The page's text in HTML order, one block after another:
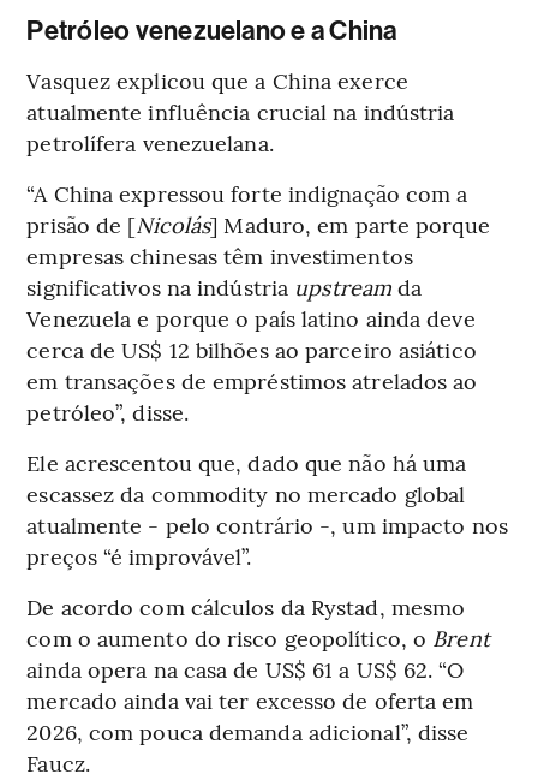
Petróleo venezuelano e a China
Vasquez explicou que a China exerce
atualmente influência crucial na indústria
petrolífera venezuelana.
“A China expressou forte indignação com a
prisão de [Nicolás] Maduro, em parte porque
empresas chinesas têm investimentos
significativos na indústria upstreamda
Venezuela e porque o país latino ainda deve
cerca de US$ 12 bilhões ao parceiro asiático
em transações de empréstimos atrelados ao
petróleo”, disse.
Ele acrescentou que, dado que não há uma
escassez da commodity no mercado global
atualmente - pelo contrário -, um impacto nos
preços “é improvável”.
De acordo com cálculos da Rystad, mesmo
com o aumento do risco geopolítico, o Brent
ainda opera na casa de US$ 61 a US$ 62. “O
mercado ainda vai ter excesso de oferta em
2026, com pouca demanda adicional”, disse
Faucz.